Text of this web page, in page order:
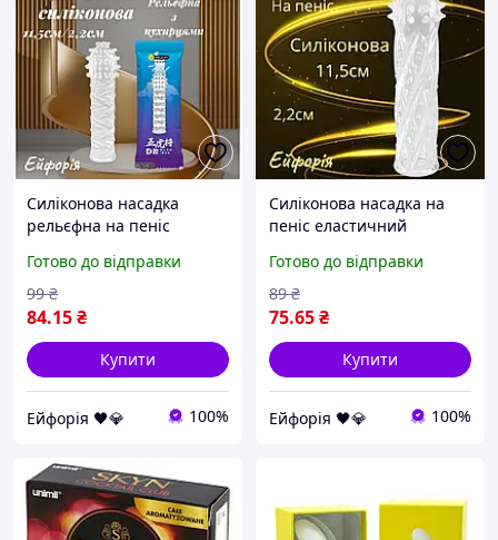
Силіконова насадка
рельєфна на пеніс
аксесуар для посилення
відчуттів і подовження
близькості
Готово до відправки
84.15₴
99 ₴
Купити
Ейфорія 🖤💎 100%
Силіконова насадка на
пеніс еластичний
посилення відчуттів і
подовження близькості
Готово до відправки
75.65₴
89 ₴
Купити
Ейфорія 🖤💎 100%